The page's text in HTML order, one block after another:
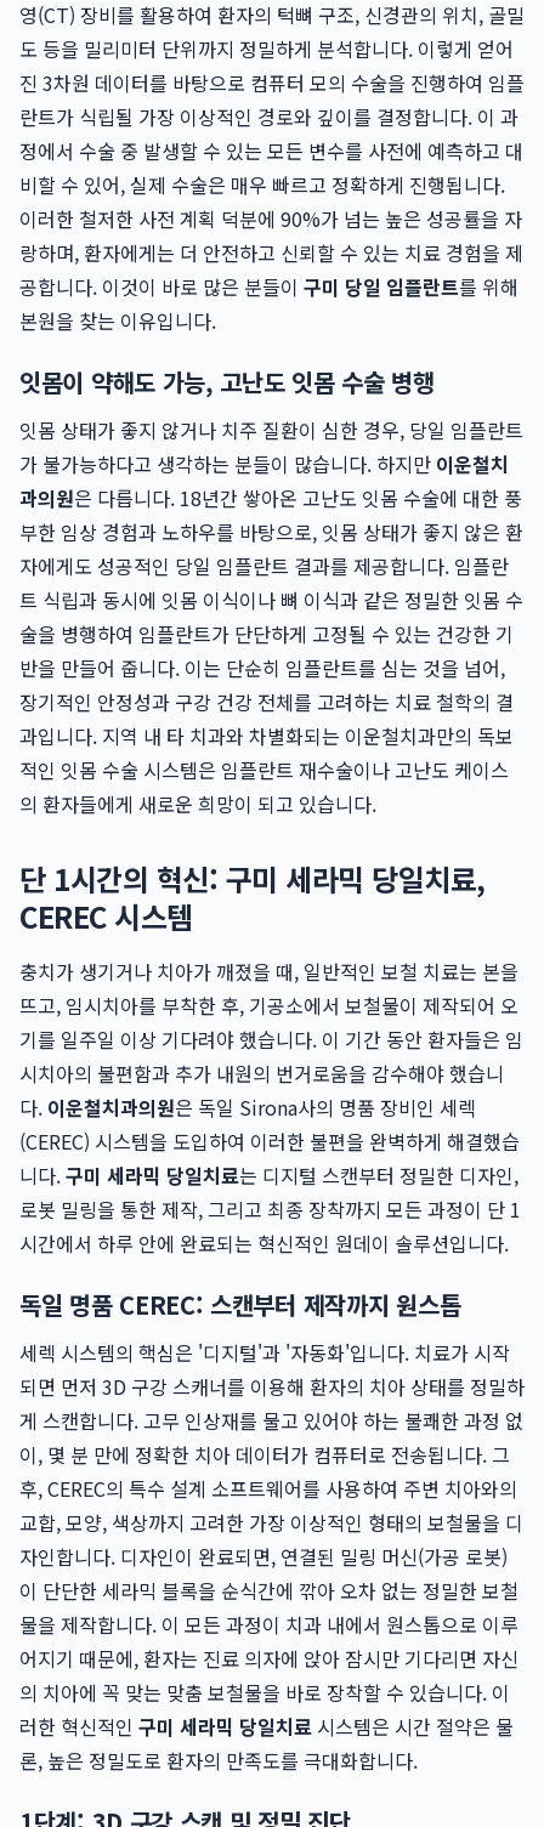
영(CT) 장비를 활용하여 환자의 턱뼈 구조, 신경관의 위치, 골밀
도 등을 밀리미터 단위까지 정밀하게 분석합니다. 이렇게 얻어
진 3차원 데이터를 바탕으로 컴퓨터 모의 수술을 진행하여 임플
란트가 식립될 가장 이상적인 경로와 깊이를 결정합니다. 이 과
정에서 수술 중 발생할 수 있는 모든 변수를 사전에 예측하고 대
비할 수 있어, 실제 수술은 매우 빠르고 정확하게 진행됩니다.
이러한 철저한 사전 계획 덕분에 90%가 넘는 높은 성공률을 자
랑하며, 환자에게는 더 안전하고 신뢰할 수 있는 치료 경험을 제
공합니다. 이것이 바로 많은 분들이 구미 당일 임플란트를 위해
본원을 찾는 이유입니다.
잇몸이 약해도 가능, 고난도 잇몸 수술 병행
잇몸 상태가 좋지 않거나 치주 질환이 심한 경우, 당일 임플란트
가 불가능하다고 생각하는 분들이 많습니다. 하지만 이운철치
과의원은 다릅니다. 18년간 쌓아온 고난도 잇몸 수술에 대한 풍
부한 임상 경험과 노하우를 바탕으로, 잇몸 상태가 좋지 않은 환
자에게도 성공적인 당일 임플란트 결과를 제공합니다. 임플란
트 식립과 동시에 잇몸 이식이나 뼈 이식과 같은 정밀한 잇몸 수
술을 병행하여 임플란트가 단단하게 고정될 수 있는 건강한 기
반을 만들어 줍니다. 이는 단순히 임플란트를 심는 것을 넘어,
장기적인 안정성과 구강 건강 전체를 고려하는 치료 철학의 결
과입니다. 지역 내 타 치과와 차별화되는 이운철치과만의 독보
적인 잇몸 수술 시스템은 임플란트 재수술이나 고난도 케이스
의 환자들에게 새로운 희망이 되고 있습니다.
단 1시간의 혁신: 구미 세라믹 당일치료,
CEREC 시스템
충치가 생기거나 치아가 깨졌을 때, 일반적인 보철 치료는 본을
뜨고, 임시치아를 부착한 후, 기공소에서 보철물이 제작되어 오
기를 일주일 이상 기다려야 했습니다. 이 기간 동안 환자들은 임
시치아의 불편함과 추가 내원의 번거로움을 감수해야 했습니
다. 이운철치과의원은 독일 Sirona사의 명품 장비인 세렉
(CEREC) 시스템을 도입하여 이러한 불편을 완벽하게 해결했습
니다.구미 세라믹 당일치료는 디지털 스캔부터 정밀한 디자인,
로봇 밀링을 통한 제작, 그리고 최종 장착까지 모든 과정이 단 1
시간에서 하루 안에 완료되는 혁신적인 원데이 솔루션입니다.
독일 명품 CEREC: 스캔부터 제작까지 원스톱
세렉 시스템의 핵심은 '디지털'과 '자동화'입니다. 치료가 시작
되면 먼저 3D 구강 스캐너를 이용해 환자의 치아 상태를 정밀하
게 스캔합니다. 고무 인상재를 물고 있어야 하는 불쾌한 과정 없
이, 몇 분 만에 정확한 치아 데이터가 컴퓨터로 전송됩니다. 그
후, CEREC의 특수 설계 소프트웨어를 사용하여 주변 치아와의
교합, 모양, 색상까지 고려한 가장 이상적인 형태의 보철물을 디
자인합니다. 디자인이 완료되면, 연결된 밀링 머신(가공 로봇)
이 단단한 세라믹 블록을 순식간에 깎아 오차 없는 정밀한 보철
물을 제작합니다. 이 모든 과정이 치과 내에서 원스톱으로 이루
어지기 때문에, 환자는 진료 의자에 앉아 잠시만 기다리면 자신
의 치아에 꼭 맞는 맞춤 보철물을 바로 장착할 수 있습니다. 이
러한 혁신적인 구미 세라믹 당일치료 시스템은 시간 절약은 물
론, 높은 정밀도로 환자의 만족도를 극대화합니다.